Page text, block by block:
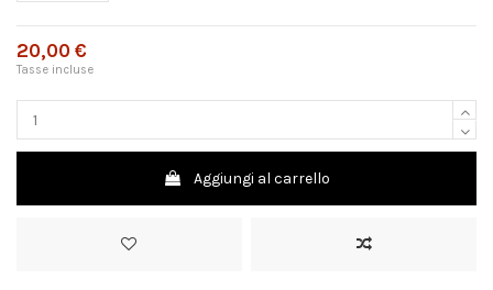
20,00 €
Tasse incluse
Aggiungi al carrello